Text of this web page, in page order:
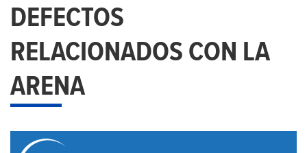
DEFECTOS
RELACIONADOS CON LA
ARENA